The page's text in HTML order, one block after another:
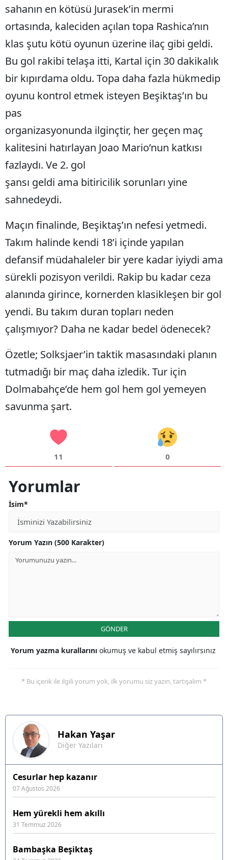
sahanın en kötüsü Jurasek’in mermi
ortasında, kaleciden açılan topa Rashica’nın
klas şutu kötü oyunun üzerine ilaç gibi geldi.
Bu gol rakibi telaşa itti, Kartal için 30 dakikalık
bir kıpırdama oldu. Topa daha fazla hükmedip
oyunu kontrol etmek isteyen Beşiktaş’ın bu
pas
organizasyonunda ilginçtir, her geçen maç
kalitesini hatırlayan Joao Mario’nun katkısı
fazlaydı. Ve 2. gol
şansı geldi ama bitiricilik sorunları yine
sahnedeydi.
Maçın finalinde, Beşiktaş’ın nefesi yetmedi.
Takım halinde kendi 18’i içinde yapılan
defansif müdahaleler bir yere kadar iyiydi ama
sürekli pozisyon verildi. Rakip bu kadar ceza
alanında girince, kornerden klasikleşen bir gol
yendi. Bu takım duran topları neden
çalışmıyor? Daha ne kadar bedel ödenecek?
Özetle; Solksjaer’in taktik masasındaki planın
tutmadığı bir maç daha izledik. Tur için
Dolmabahçe’de hem gol hem gol yemeyen
savunma şart.
11 0
Yorumlar
İsim*
Yorum Yazın (500 Karakter)
GÖNDER
Yorum yazma kurallarını okumuş ve kabul etmiş sayılırsınız
* Bu içerik ile ilgili yorum yok, ilk yorumu siz yazın, tartışalım *
Hakan Yaşar
Diğer Yazıları
Cesurlar hep kazanır
07 Ağustos 2026
Hem yürekli hem akıllı
31 Temmuz 2026
Bambaşka Beşiktaş